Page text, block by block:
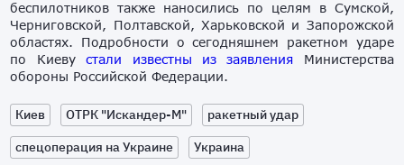
беспилотников также наносились по целям в Сумской,
Черниговской, Полтавской, Харьковской и Запорожской
областях. Подробности о сегодняшнем ракетном ударе
по Киевустали известны из заявления Министерства
обороны Российской Федерации.
Киев ОТРК "Искандер-М"
ракетный удар
спецоперация на Украине
Украина